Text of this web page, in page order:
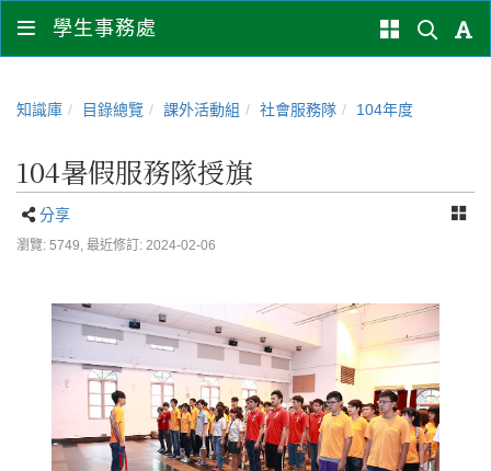
學生事務處
知識庫 目錄總覽 課外活動組 社會服務隊 104年度
104暑假服務隊授旗
分享
瀏覽: 5749, 最近修訂: 2024-02-06